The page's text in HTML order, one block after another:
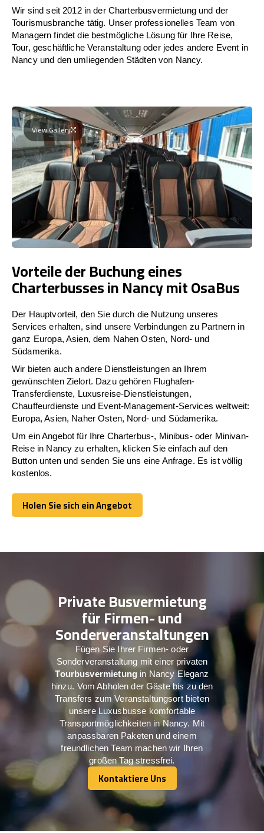
Wir sind seit 2012 in der Charterbusvermietung und der
Tourismusbranche tätig. Unser professionelles Team von
Managern findet die bestmögliche Lösung für Ihre Reise,
Tour, geschäftliche Veranstaltung oder jedes andere Event in
Nancy und den umliegenden Städten von Nancy.
View Gallery
Vorteile der Buchung eines
Charterbusses in Nancy mit OsaBus
Der Hauptvorteil, den Sie durch die Nutzung unseres
Services erhalten, sind unsere Verbindungen zu Partnern in
ganz Europa, Asien, dem Nahen Osten, Nord- und
Südamerika.
Wir bieten auch andere Dienstleistungen an Ihrem
gewünschten Zielort. Dazu gehören Flughafen-
Transferdienste, Luxusreise-Dienstleistungen,
Chauffeurdienste und Event-Management-Services weltweit:
Europa, Asien, Naher Osten, Nord- und Südamerika.
Um ein Angebot für Ihre Charterbus-, Minibus- oder Minivan-
Reise in Nancy zu erhalten, klicken Sie einfach auf den
Button unten und senden Sie uns eine Anfrage. Es ist völlig
kostenlos.
Holen Sie sich ein Angebot
Holen Sie sich ein Angebot
Private Busvermietung
für Firmen- und
Sonderveranstaltungen
Fügen Sie Ihrer Firmen- oder
Sonderveranstaltung mit einer privaten
Tourbusvermietung in Nancy Eleganz
hinzu. Vom Abholen der Gäste bis zu den
Transfers zum Veranstaltungsort bieten
unsere Luxusbusse komfortable
Transportmöglichkeiten in Nancy. Mit
anpassbaren Paketen und einem
freundlichen Team machen wir Ihren
großen Tag stressfrei.
Kontaktiere Uns
Kontaktiere Uns